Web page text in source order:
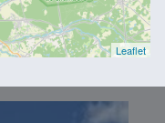
Leaflet